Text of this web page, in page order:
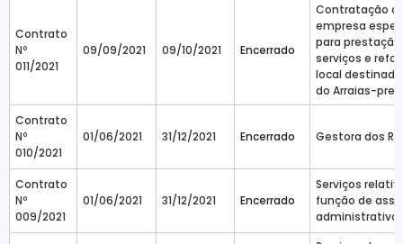
Contrato
Nº
011/2021
09/09/2021 09/10/2021 Encerrado
Contratação
empresa
para
serviços e
local
do Arraias-prev
Contrato
Nº
010/2021
01/06/2021 31/12/2021 Encerrado Gestora dos
Contrato
Nº
009/2021
01/06/2021 31/12/2021 Encerrado
Serviços
função de
administrativo